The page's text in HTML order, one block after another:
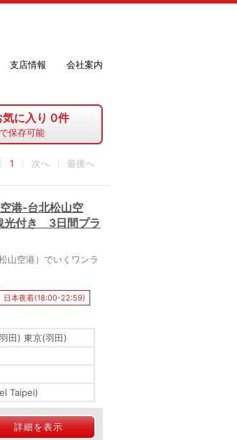
支店情報 会社案内
に入り 0件
保存可能
1 最後へ
港-台北松山空
光付き 3日間プラ
山空港）でいくワンラ
日本夜着(18:00-22:59)
田) 東京(羽田)
Taipei)
詳細を表示